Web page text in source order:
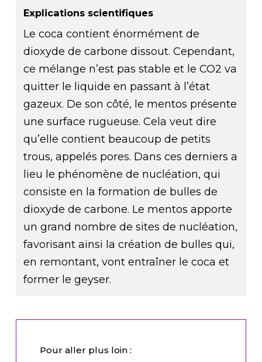
Explications scientifiques
Le coca contient énormément de
dioxyde de carbone dissout. Cependant,
ce mélange n’est pas stable et le CO2 va
quitter le liquide en passant à l’état
gazeux. De son côté, le mentos présente
une surface rugueuse. Cela veut dire
qu’elle contient beaucoup de petits
trous, appelés pores. Dans ces derniers a
lieu le phénomène de nucléation, qui
consiste en la formation de bulles de
dioxyde de carbone. Le mentos apporte
un grand nombre de sites de nucléation,
favorisant ainsi la création de bulles qui,
en remontant, vont entraîner le coca et
former le geyser.
Pour aller plus loin :